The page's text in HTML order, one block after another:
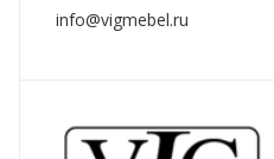
info@vigmebel.ru